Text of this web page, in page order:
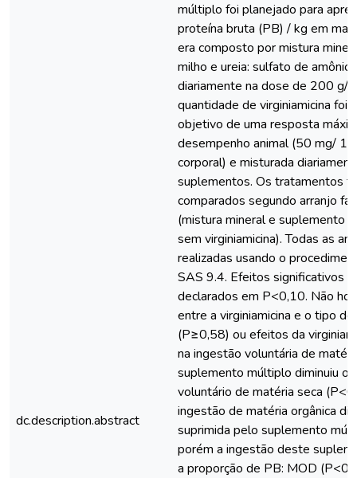
dc.description.abstract
múltiplo foi planejado para
proteína bruta (PB) / kg em
era composto por mistura
milho e ureia: sulfato de
diariamente na dose de 200 g/
quantidade de virginiamicina foi
objetivo de uma resposta
desempenho animal (50 mg/
corporal) e misturada
suplementos. Os tratamentos
comparados segundo arranjo
(mistura mineral e suplemento
sem virginiamicina). Todas as
realizadas usando o
SAS 9.4. Efeitos significativos
declarados em P<0,10. Não
entre a virginiamicina e o tipo
(P≥0,58) ou efeitos da
na ingestão voluntária de
suplemento múltiplo diminuiu o
voluntário de matéria seca
ingestão de matéria orgânica
suprimida pelo suplemento
porém a ingestão deste
a proporção de PB: MOD